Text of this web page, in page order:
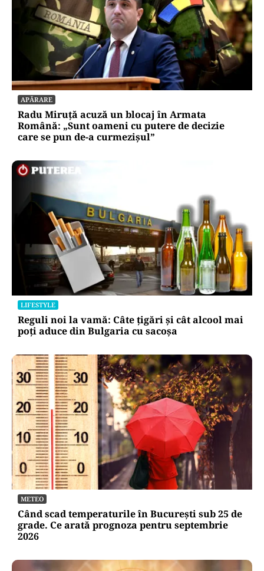
APĂRARE
Radu Miruță acuză un blocaj în Armata
Română: „Sunt oameni cu putere de decizie
care se pun de-a curmezișul”
LIFESTYLE
Reguli noi la vamă: Câte țigări și cât alcool mai
poți aduce din Bulgaria cu sacoșa
METEO
Când scad temperaturile în București sub 25 de
grade. Ce arată prognoza pentru septembrie
2026